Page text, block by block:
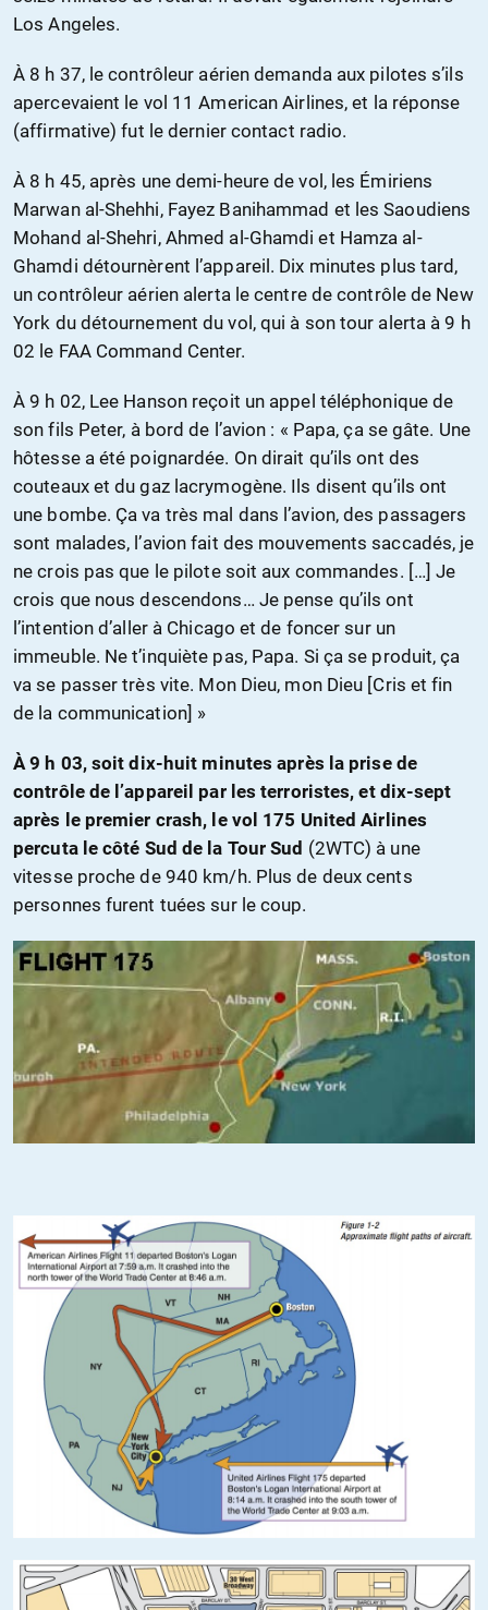
Los Angeles.
À 8 h 37, le contrôleur aérien demanda aux pilotes s’ils
apercevaient le vol 11 American Airlines, et la réponse
(affirmative) fut le dernier contact radio.
À 8 h 45, après une demi-heure de vol, les Émiriens
Marwan al-Shehhi, Fayez Banihammad et les Saoudiens
Mohand al-Shehri, Ahmed al-Ghamdi et Hamza al-
Ghamdi détournèrent l’appareil. Dix minutes plus tard,
un contrôleur aérien alerta le centre de contrôle de New
York du détournement du vol, qui à son tour alerta à 9 h
02 le FAA Command Center.
À 9 h 02, Lee Hanson reçoit un appel téléphonique de
son fils Peter, à bord de l’avion : « Papa, ça se gâte. Une
hôtesse a été poignardée. On dirait qu’ils ont des
couteaux et du gaz lacrymogène. Ils disent qu’ils ont
une bombe. Ça va très mal dans l’avion, des passagers
sont malades, l’avion fait des mouvements saccadés, je
ne crois pas que le pilote soit aux commandes. […] Je
crois que nous descendons… Je pense qu’ils ont
l’intention d’aller à Chicago et de foncer sur un
immeuble. Ne t’inquiète pas, Papa. Si ça se produit, ça
va se passer très vite. Mon Dieu, mon Dieu [Cris et fin
de la communication] »
À 9 h 03, soit dix-huit minutes après la prise de
contrôle de l’appareil par les terroristes, et dix-sept
après le premier crash, le vol 175 United Airlines
percuta le côté Sud de la Tour Sud (2WTC) à une
vitesse proche de 940 km/h. Plus de deux cents
personnes furent tuées sur le coup.